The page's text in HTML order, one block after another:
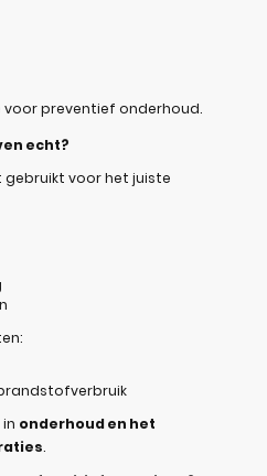
voor preventief onderhoud.
echt?
voor het juiste
onderhoud en het
.